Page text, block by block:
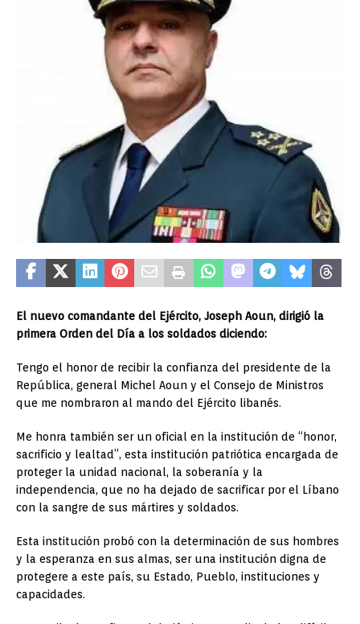
El nuevo comandante del Ejército, Joseph Aoun, dirigió la
primera Orden del Día a los soldados diciendo:
Tengo el honor de recibir la confianza del presidente de la
República, general Michel Aoun y el Consejo de Ministros
que me nombraron al mando del Ejército libanés.
Me honra también ser un oficial en la institución de “honor,
sacrificio y lealtad”, esta institución patriótica encargada de
proteger la unidad nacional, la soberanía y la
independencia, que no ha dejado de sacrificar por el Líbano
con la sangre de sus mártires y soldados.
Esta institución probó con la determinación de sus hombres
y la esperanza en sus almas, ser una institución digna de
protegere a este país, su Estado, Pueblo, instituciones y
capacidades.